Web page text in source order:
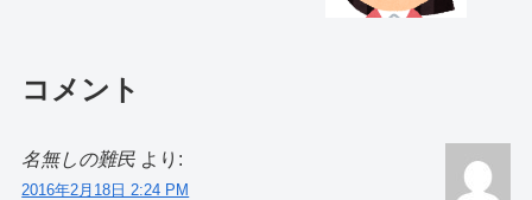
コメント
名無しの難民 より:
2016年2月18日 2:24 PM